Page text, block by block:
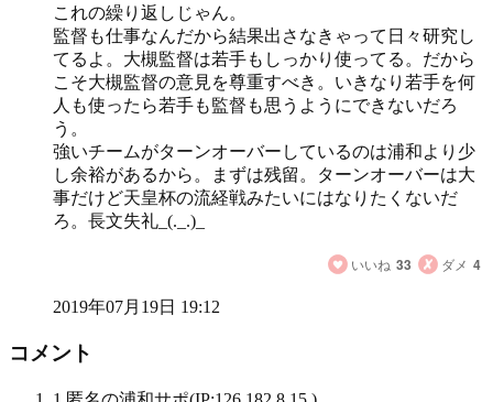
これの繰り返しじゃん。
監督も仕事なんだから結果出さなきゃって日々研究し
てるよ。大槻監督は若手もしっかり使ってる。だから
こそ大槻監督の意見を尊重すべき。いきなり若手を何
人も使ったら若手も監督も思うようにできないだろ
う。
強いチームがターンオーバーしているのは浦和より少
し余裕があるから。まずは残留。ターンオーバーは大
事だけど天皇杯の流経戦みたいにはなりたくないだ
ろ。長文失礼_(._.)_
いいね 33 ダメ 4
2019年07月19日 19:12
コメント